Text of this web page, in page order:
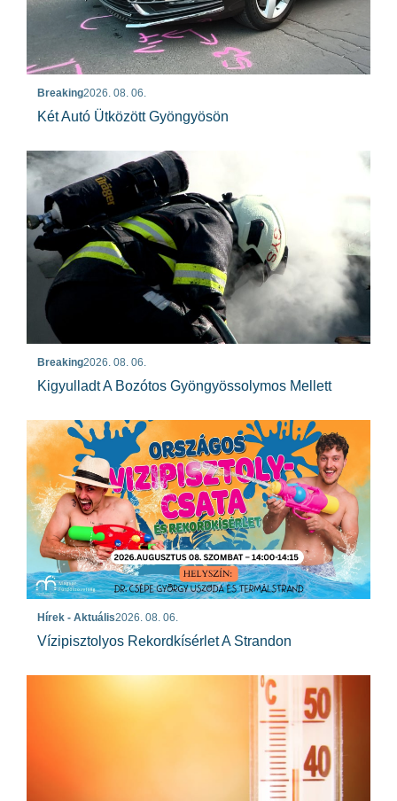
Breaking2026. 08. 06.
Két Autó Ütközött Gyöngyösön
Breaking2026. 08. 06.
Kigyulladt A Bozótos Gyöngyössolymos Mellett
Hírek - Aktuális2026. 08. 06.
Vízipisztolyos Rekordkísérlet A Strandon